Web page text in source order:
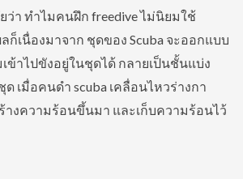
ว่า ทำไมคนฝึก freedive ไม่นิยมใช้
ลก็เนื่องมาจาก ชุดของ Scuba จะออกแบบ
ข้าไปขังอยู่ในชุดได้ กลายเป็นชั้นแบ่ง
ด เมื่อคนดำ scuba เคลื่อนไหวร่างกา
างความร้อนขึ้นมา และเก็บความร้อนไว้